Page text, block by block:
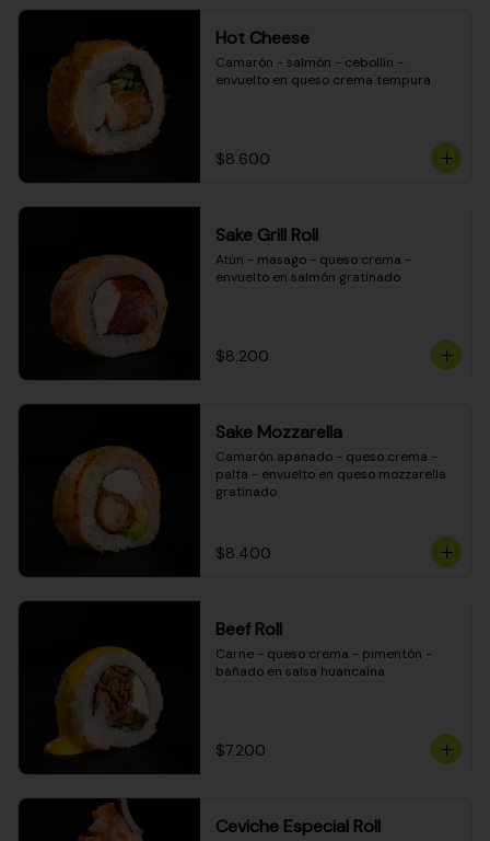
Hot Cheese
Camarón - salmón - cebollín -
envuelto en queso crema tempura
$8.600
Sake Grill Roll
Atún - masago - queso crema -
envuelto en salmón gratinado
$8.200
Sake Mozzarella
Camarón apanado - queso crema -
palta - envuelto en queso mozzarella
gratinado
$8.400
Beef Roll
Carne - queso crema - pimentón -
bañado en salsa huancaína
$7.200
Ceviche Especial Roll